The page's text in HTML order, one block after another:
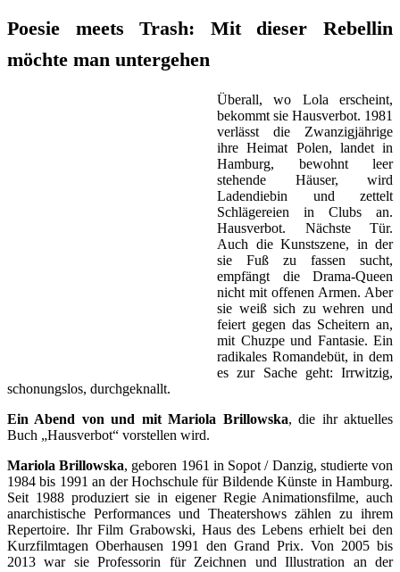
Poesie meets Trash: Mit dieser Rebellin
möchte man untergehen
Überall, wo Lola erscheint,
bekommt sie Hausverbot. 1981
verlässt die Zwanzigjährige
ihre Heimat Polen, landet in
Hamburg, bewohnt leer
stehende Häuser, wird
Ladendiebin und zettelt
Schlägereien in Clubs an.
Hausverbot. Nächste Tür.
Auch die Kunstszene, in der
sie Fuß zu fassen sucht,
empfängt die Drama-Queen
nicht mit offenen Armen. Aber
sie weiß sich zu wehren und
feiert gegen das Scheitern an,
mit Chuzpe und Fantasie. Ein
radikales Romandebüt, in dem
es zur Sache geht: Irrwitzig,
schonungslos, durchgeknallt.
Ein Abend von und mit Mariola Brillowska, die ihr aktuelles
Buch „Hausverbot“ vorstellen wird.
Mariola Brillowska, geboren 1961 in Sopot / Danzig, studierte von
1984 bis 1991 an der Hochschule für Bildende Künste in Hamburg.
Seit 1988 produziert sie in eigener Regie Animationsfilme, auch
anarchistische Performances und Theatershows zählen zu ihrem
Repertoire. Ihr Film Grabowski, Haus des Lebens erhielt bei den
Kurzfilmtagen Oberhausen 1991 den Grand Prix. Von 2005 bis
2013 war sie Professorin für Zeichnen und Illustration an der